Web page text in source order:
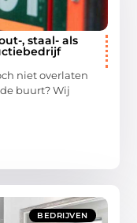
, staal- als
niet overlaten
buurt? Wij
BEDRIJVEN